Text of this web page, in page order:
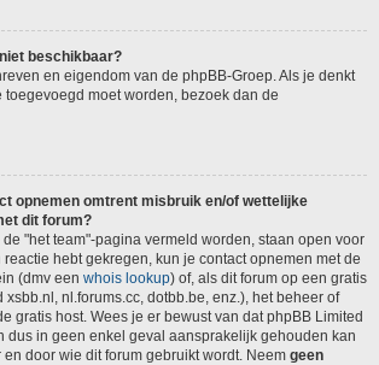
beschikbaar?
en eigendom van de phpBB-Groep. Als je denkt
moet worden, bezoek dan de
opnemen omtrent misbruik en/of wettelijke
dit forum?
"het team"-pagina vermeld worden, staan open voor
hebt gekregen, kun je contact opnemen met de
(dmv een whois lookup) of, als dit forum op een gratis
xsbb.nl, nl.forums.cc, dotbb.be, enz.), het beheer of
gratis host. Wees je er bewust van dat phpBB Limited
dus in geen enkel geval aansprakelijk gehouden kan
door wie dit forum gebruikt wordt. Neem geen